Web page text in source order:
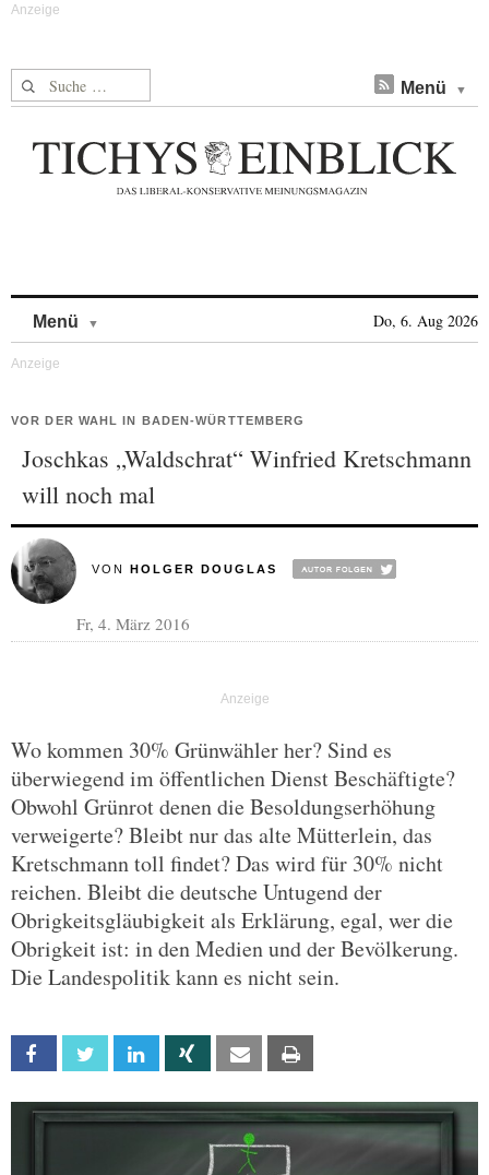
Suche nach: Menü
Menü Do, 6. Aug 2026
VOR DER WAHL IN BADEN-WÜRTTEMBERG
Joschkas „Waldschrat“ Winfried Kretschmann
will noch mal
VON HOLGER DOUGLAS
Fr, 4. März 2016
Wo kommen 30% Grünwähler her? Sind es
überwiegend im öffentlichen Dienst Beschäftigte?
Obwohl Grünrot denen die Besoldungserhöhung
verweigerte? Bleibt nur das alte Mütterlein, das
Kretschmann toll findet? Das wird für 30% nicht
reichen. Bleibt die deutsche Untugend der
Obrigkeitsgläubigkeit als Erklärung, egal, wer die
Obrigkeit ist: in den Medien und der Bevölkerung.
Die Landespolitik kann es nicht sein.
Facebook Twitter Linkedin Xing Email